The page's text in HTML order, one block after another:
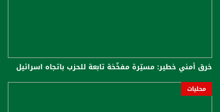
خرق أمني خطير: مسيّرة مفخّخة تابعة للحزب باتجاه اسرائيل
محليات